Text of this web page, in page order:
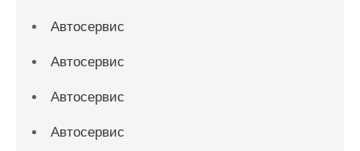
Автосервис
Автосервис
Автосервис
Автосервис